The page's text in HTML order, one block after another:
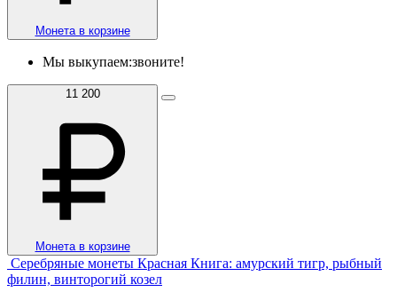
Монета в корзине
Мы выкупаем:звоните!
11 200
Монета в корзине
Серебряные монеты Красная Книга: амурский тигр, рыбный
филин, винторогий козел